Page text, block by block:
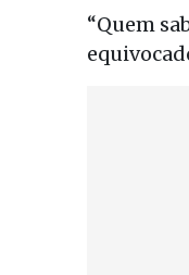
“Quem